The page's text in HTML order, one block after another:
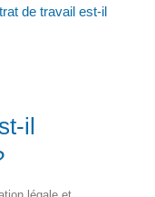
de travail est-il
il
légale et